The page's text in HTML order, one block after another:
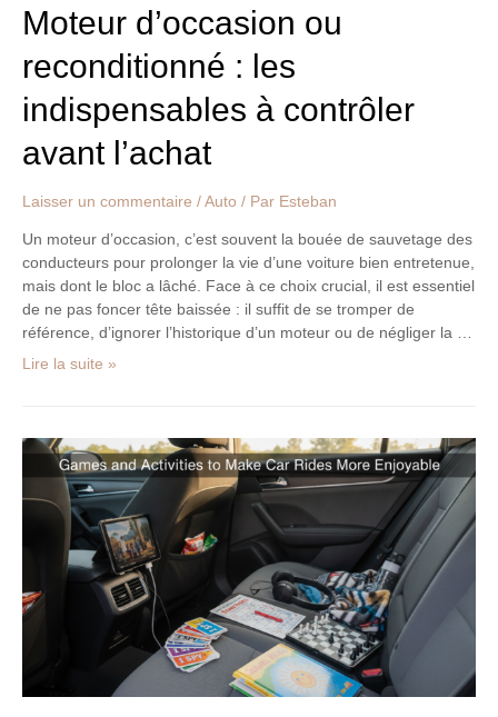
Moteur d’occasion ou
reconditionné : les
indispensables à contrôler
avant l’achat
Laisser un commentaire / Auto / Par Esteban
Un moteur d’occasion, c’est souvent la bouée de sauvetage des
conducteurs pour prolonger la vie d’une voiture bien entretenue,
mais dont le bloc a lâché. Face à ce choix crucial, il est essentiel
de ne pas foncer tête baissée : il suffit de se tromper de
référence, d’ignorer l’historique d’un moteur ou de négliger la …
Lire la suite »
Jeux
loisirs
trajets
en